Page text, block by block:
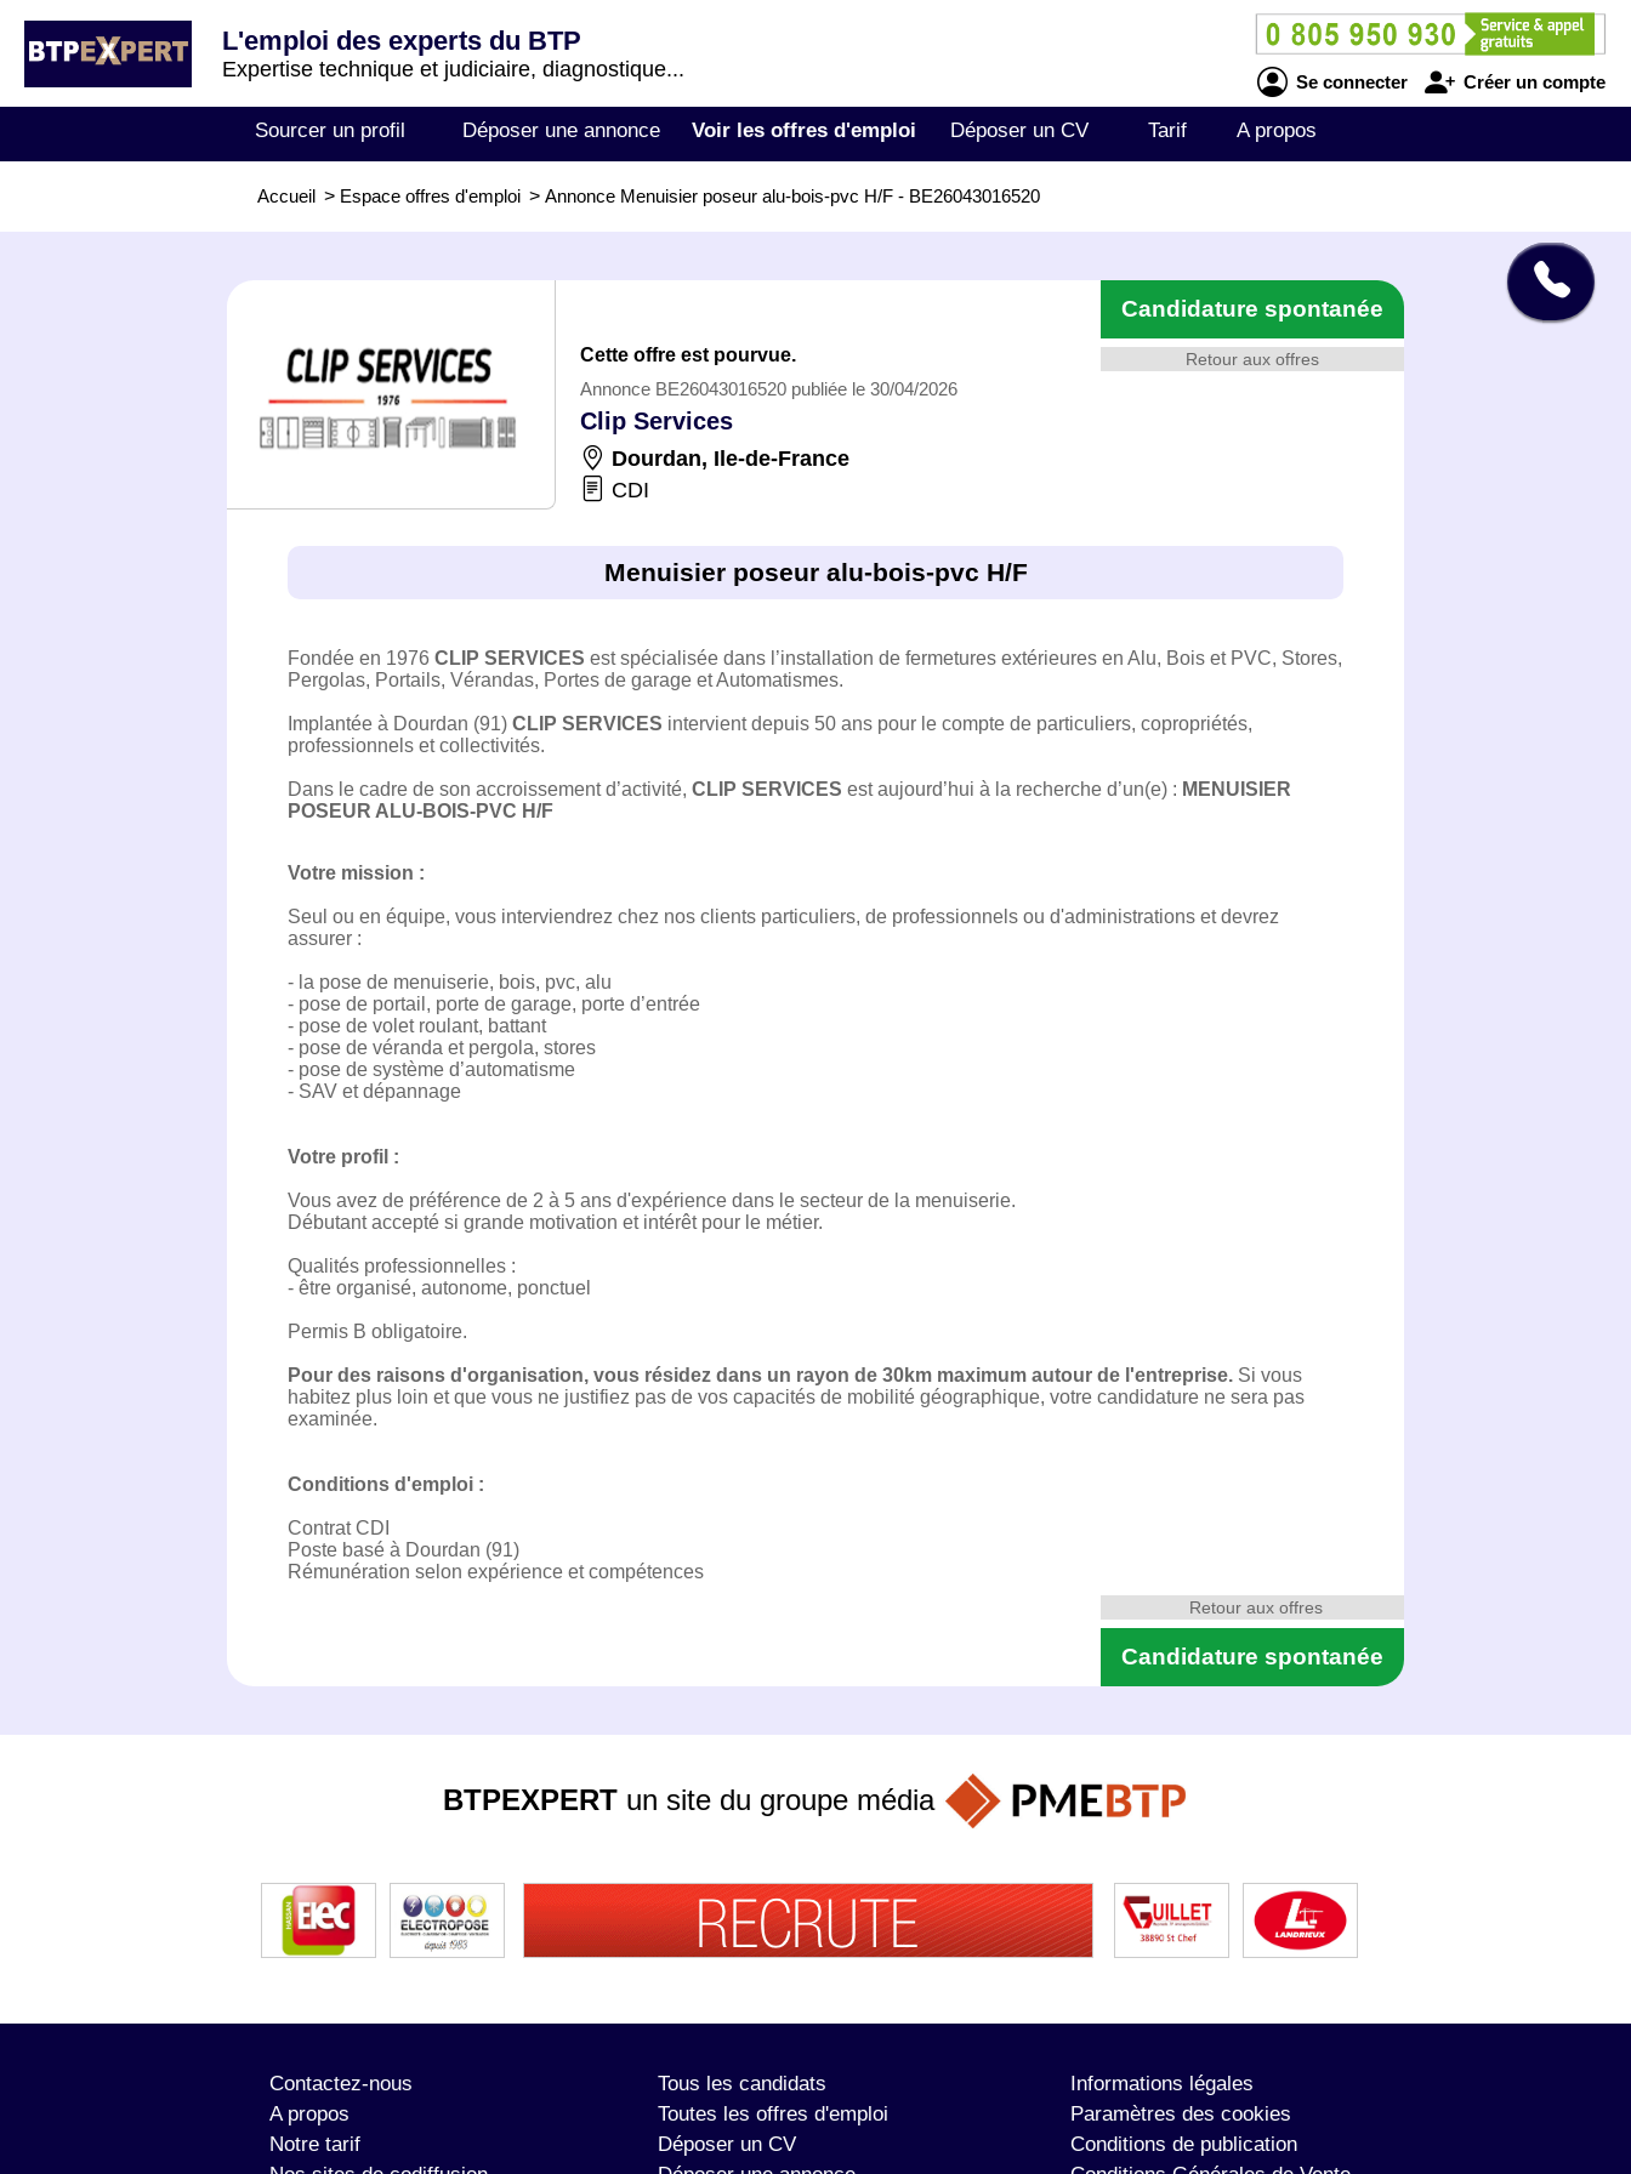
L'emploi des experts du BTP
Expertise technique et judiciaire, diagnostique...
Se connecter Créer un compte
Sourcer un profil Déposer une annonce Voir les offres d'emploi Déposer un CV Tarif A propos
Accueil > Espace offres d'emploi > Annonce Menuisier poseur alu-bois-pvc H/F - BE26043016520
Retour aux offres
Candidature spontanée
Cette offre est pourvue.
Annonce BE26043016520 publiée le 30/04/2026
Clip Services
Dourdan, Ile-de-France
CDI
Menuisier poseur alu-bois-pvc H/F
Fondée en 1976 CLIP SERVICES est spécialisée dans l’installation de fermetures extérieures en Alu, Bois et PVC, Stores,
Pergolas, Portails, Vérandas, Portes de garage et Automatismes.
Implantée à Dourdan (91) CLIP SERVICES intervient depuis 50 ans pour le compte de particuliers, copropriétés,
professionnels et collectivités.
Dans le cadre de son accroissement d’activité, CLIP SERVICES est aujourd’hui à la recherche d’un(e) : MENUISIER
POSEUR ALU-BOIS-PVC H/F
Votre mission :
Seul ou en équipe, vous interviendrez chez nos clients particuliers, de professionnels ou d'administrations et devrez
assurer :
- la pose de menuiserie, bois, pvc, alu
- pose de portail, porte de garage, porte d’entrée
- pose de volet roulant, battant
- pose de véranda et pergola, stores
- pose de système d’automatisme
- SAV et dépannage
Votre profil :
Vous avez de préférence de 2 à 5 ans d'expérience dans le secteur de la menuiserie.
Débutant accepté si grande motivation et intérêt pour le métier.
Qualités professionnelles :
- être organisé, autonome, ponctuel
Permis B obligatoire.
Pour des raisons d'organisation, vous résidez dans un rayon de 30km maximum autour de l'entreprise. Si vous
habitez plus loin et que vous ne justifiez pas de vos capacités de mobilité géographique, votre candidature ne sera pas
examinée.
Conditions d'emploi :
Contrat CDI
Poste basé à Dourdan (91)
Rémunération selon expérience et compétences
Candidature spontanée
Retour aux offres
BTPEXPERTun site du groupe média
Contactez-nous
A propos
Notre tarif
Tous les candidats
Toutes les offres d'emploi
Déposer un CV
Informations légales
Paramètres des cookies
Conditions de publication